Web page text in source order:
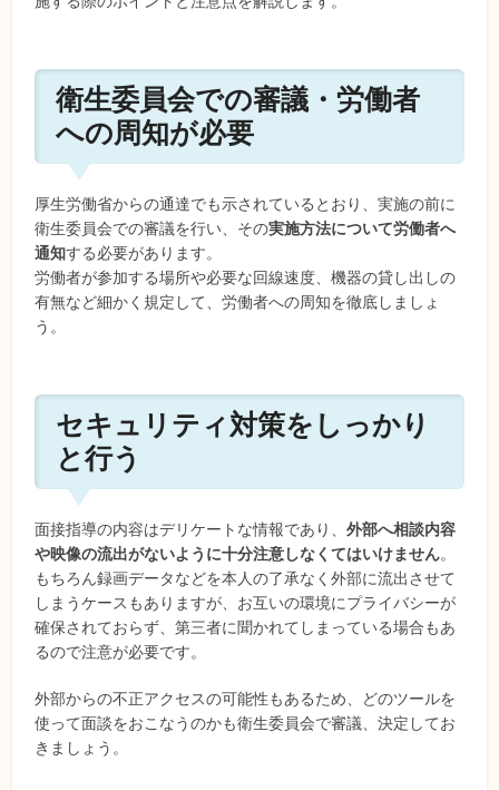
衛生委員会での審議・労働者
への周知が必要
厚生労働省からの通達でも示されているとおり、実施の前に
衛生委員会での審議を行い、その実施方法について労働者へ
通知する必要があります。
労働者が参加する場所や必要な回線速度、機器の貸し出しの
有無など細かく規定して、労働者への周知を徹底しましょ
う。
セキュリティ対策をしっかり
と行う
面接指導の内容はデリケートな情報であり、外部へ相談内容
や映像の流出がないように十分注意しなくてはいけません。
もちろん録画データなどを本人の了承なく外部に流出させて
しまうケースもありますが、お互いの環境にプライバシーが
確保されておらず、第三者に聞かれてしまっている場合もあ
るので注意が必要です。
外部からの不正アクセスの可能性もあるため、どのツールを
使って面談をおこなうのかも衛生委員会で審議、決定してお
きましょう。